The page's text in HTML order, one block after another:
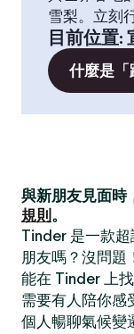
雪梨。立刻
目前位置:
什麼是「
與新朋友見面時
規則 。
Tinder 是一款
朋友嗎？沒問題
能在 Tinder 上
需要有人陪你感
個人暢聊氣候變